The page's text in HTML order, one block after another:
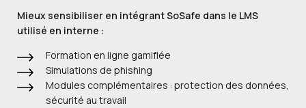
Mieux sensibiliser en intégrant SoSafe dans le LMS
utilisé en interne :
Formation en ligne gamifiée
Simulations de phishing
Modules complémentaires : protection des données,
sécurité au travail